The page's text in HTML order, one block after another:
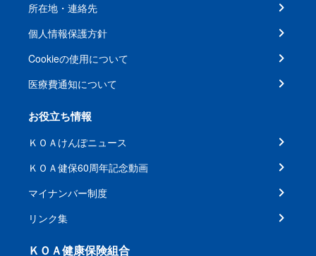
所在地・連絡先
個人情報保護方針
Cookieの使用について
医療費通知について
お役立ち情報
ＫＯＡけんぽニュース
ＫＯＡ健保60周年記念動画
マイナンバー制度
リンク集
ＫＯＡ健康保険組合